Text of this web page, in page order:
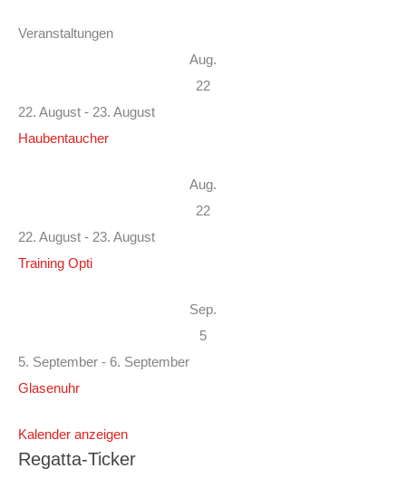
Veranstaltungen
Aug.
22
22. August - 23. August
Haubentaucher
Aug.
22
22. August - 23. August
Training Opti
Sep.
5
5. September - 6. September
Glasenuhr
Kalender anzeigen
Regatta-Ticker